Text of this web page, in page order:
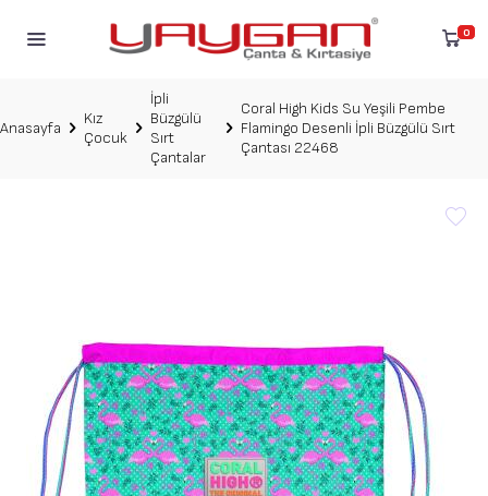
0
Anasayfa
Kız
Çocuk
İpli
Büzgülü
Sırt
Çantalar
Coral High Kids Su Yeşili Pembe
Flamingo Desenli İpli Büzgülü Sırt
Çantası 22468